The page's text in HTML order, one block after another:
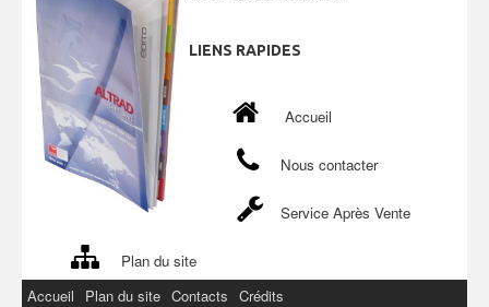
LIENS RAPIDES
Accueil
Nous contacter
Service Après Vente
Plan du site
Accueil
Plan du site Contacts Crédits